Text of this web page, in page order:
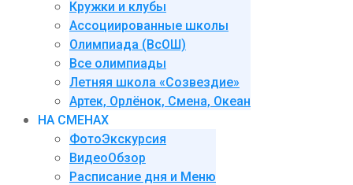
Кружки и клубы
Ассоциированные школы
Олимпиада (ВсОШ)
Все олимпиады
Летняя школа «Созвездие»
Артек, Орлёнок, Смена, Океан
НА СМЕНАХ
ФотоЭкскурсия
ВидеоОбзор
Расписание дня и Меню